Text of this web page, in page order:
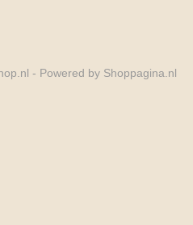
- Powered by Shoppagina.nl